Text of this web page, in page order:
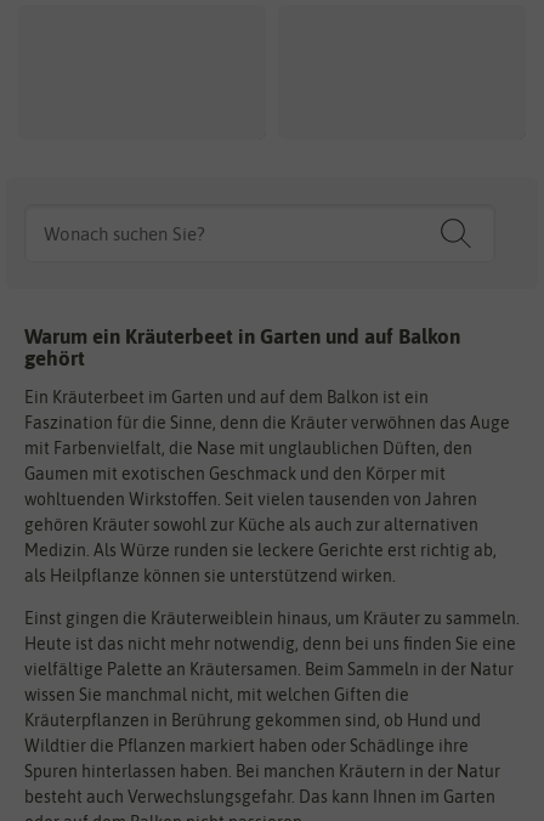
Warum ein Kräuterbeet in Garten und auf Balkon
gehört
Ein Kräuterbeet im Garten und auf dem Balkon ist ein
Faszination für die Sinne, denn die Kräuter verwöhnen das Auge
mit Farbenvielfalt, die Nase mit unglaublichen Düften, den
Gaumen mit exotischen Geschmack und den Körper mit
wohltuenden Wirkstoffen. Seit vielen tausenden von Jahren
gehören Kräuter sowohl zur Küche als auch zur alternativen
Medizin. Als Würze runden sie leckere Gerichte erst richtig ab,
als Heilpflanze können sie unterstützend wirken.
Einst gingen die Kräuterweiblein hinaus, um Kräuter zu sammeln.
Heute ist das nicht mehr notwendig, denn bei uns finden Sie eine
vielfältige Palette an Kräutersamen. Beim Sammeln in der Natur
wissen Sie manchmal nicht, mit welchen Giften die
Kräuterpflanzen in Berührung gekommen sind, ob Hund und
Wildtier die Pflanzen markiert haben oder Schädlinge ihre
Spuren hinterlassen haben. Bei manchen Kräutern in der Natur
besteht auch Verwechslungsgefahr. Das kann Ihnen im Garten